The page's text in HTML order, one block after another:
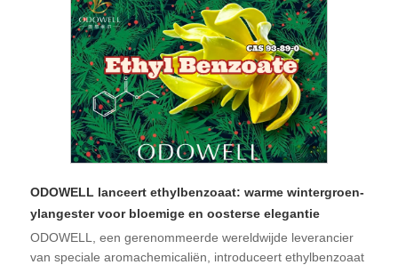
ODOWELL lanceert ethylbenzoaat: warme wintergroen-
ylangester voor bloemige en oosterse elegantie
ODOWELL, een gerenommeerde wereldwijde leverancier
van speciale aromachemicaliën, introduceert ethylbenzoaat